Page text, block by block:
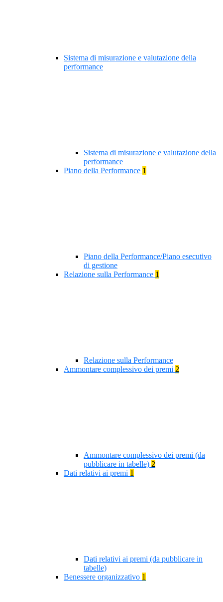
Sistema di misurazione e valutazione della
performance
Sistema di misurazione e valutazione della
performance
Piano della Performance 1
Piano della Performance/Piano esecutivo
di gestione
Relazione sulla Performance 1
Relazione sulla Performance
Ammontare complessivo dei premi 2
Ammontare complessivo dei premi (da
pubblicare in tabelle) 2
Dati relativi ai premi 1
Dati relativi ai premi (da pubblicare in
tabelle)
Benessere organizzativo 1